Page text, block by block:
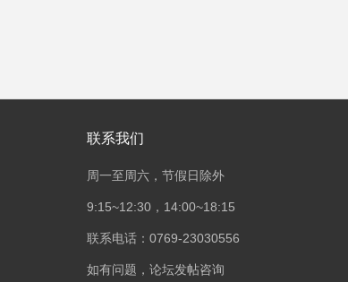
联系我们
周一至周六，节假日除外
9:15~12:30，14:00~18:15
联系电话：0769-23030556
如有问题，论坛发帖咨询